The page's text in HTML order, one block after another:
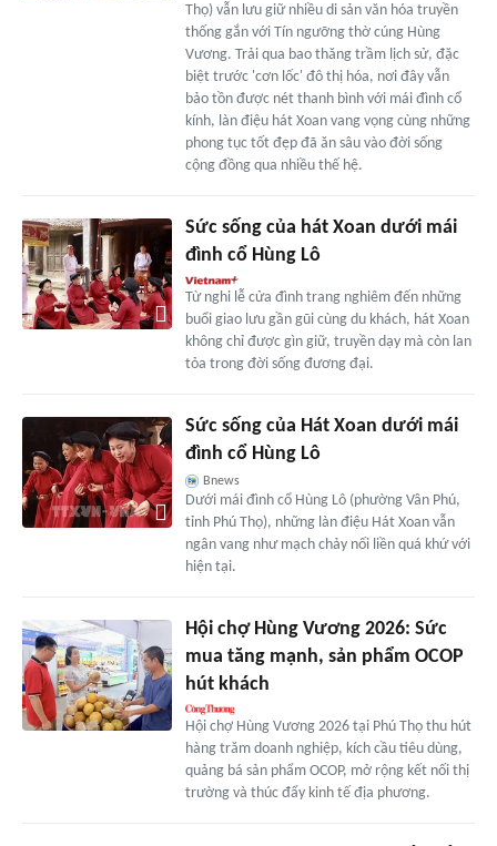
Thọ) vẫn lưu giữ nhiều di sản văn hóa truyền
thống gắn với Tín ngưỡng thờ cúng Hùng
Vương. Trải qua bao thăng trầm lịch sử, đặc
biệt trước 'cơn lốc' đô thị hóa, nơi đây vẫn
bảo tồn được nét thanh bình với mái đình cổ
kính, làn điệu hát Xoan vang vọng cùng những
phong tục tốt đẹp đã ăn sâu vào đời sống
cộng đồng qua nhiều thế hệ.
Sức sống của hát Xoan dưới mái
đình cổ Hùng Lô
Từ nghi lễ cửa đình trang nghiêm đến những
buổi giao lưu gần gũi cùng du khách, hát Xoan
không chỉ được gìn giữ, truyền dạy mà còn lan
tỏa trong đời sống đương đại.
Sức sống của Hát Xoan dưới mái
đình cổ Hùng Lô
Bnews
Dưới mái đình cổ Hùng Lô (phường Vân Phú,
tỉnh Phú Thọ), những làn điệu Hát Xoan vẫn
ngân vang như mạch chảy nối liền quá khứ với
hiện tại.
Hội chợ Hùng Vương 2026: Sức
mua tăng mạnh, sản phẩm OCOP
hút khách
Hội chợ Hùng Vương 2026 tại Phú Thọ thu hút
hàng trăm doanh nghiệp, kích cầu tiêu dùng,
quảng bá sản phẩm OCOP, mở rộng kết nối thị
trường và thúc đẩy kinh tế địa phương.